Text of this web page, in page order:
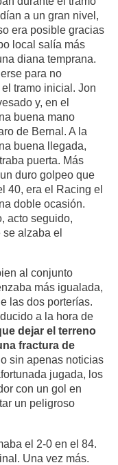
a un gran nivel,
era posible gracias
local salía más
diana temprana.
para no
tramo inicial. Jon
y, en el
buena mano
de Bernal. A la
buena llegada,
puerta. Más
duro golpeo que
40, era el Racing el
doble ocasión.
acto seguido,
se alzaba el
al conjunto
más igualada,
las dos porterías.
a la hora de
dejar el terreno
fractura de
sin apenas noticias
jugada, los
con un gol en
un peligroso
el 2-0 en el 84.
Una vez más.